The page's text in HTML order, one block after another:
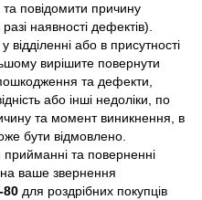
повідомити причину
наявності дефектів).
або в присутності
вирішите повернути
та дефекти,
або інші недоліки, по
та момент виникнення, в
бути відмовлено.
та поверненні
на ваше звернення
80 для роздрібних покупців